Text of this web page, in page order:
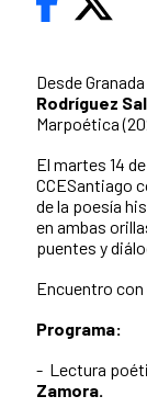
Desde
Rodríguez
Marpoética
El martes 14
CCESantiago
de la poesía
en ambas
puentes y
Encuentro con
Programa:
- Lectura
Zamora.